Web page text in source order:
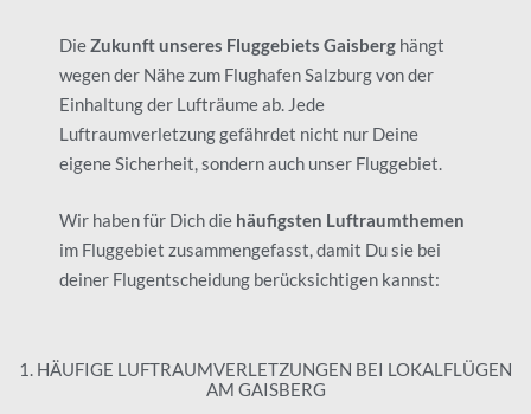
DieZukunft unseres Fluggebiets Gaisberg hängt
wegen der Nähe zum Flughafen Salzburg von der
Einhaltung der Lufträume ab. Jede
Luftraumverletzung gefährdet nicht nur Deine
eigene Sicherheit, sondern auch unser Fluggebiet.
Wir haben für Dich die häufigsten Luftraumthemen
im Fluggebiet zusammengefasst, damit Du sie bei
deiner Flugentscheidung berücksichtigen kannst:
1. HÄUFIGE LUFTRAUMVERLETZUNGEN BEI LOKALFLÜGEN
AM GAISBERG